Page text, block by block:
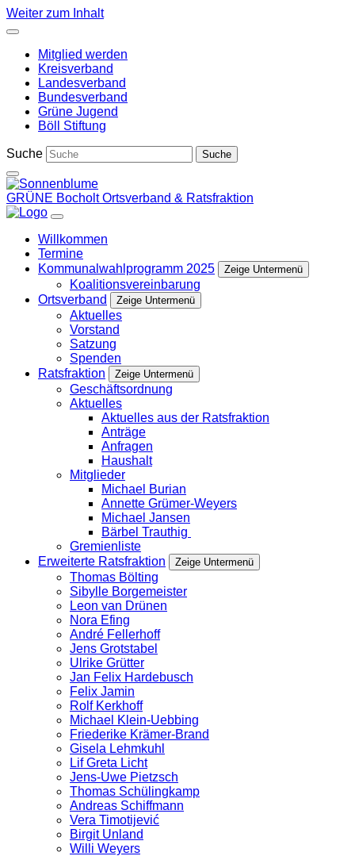
Weiter zum Inhalt
Mitglied werden
Kreisverband
Landesverband
Bundesverband
Grüne Jugend
Böll Stiftung
Suche
GRÜNE BocholtOrtsverband & Ratsfraktion
Willkommen
Termine
Kommunalwahlprogramm 2025
Zeige Untermenü
Koalitionsvereinbarung
Ortsverband
Zeige Untermenü
Aktuelles
Vorstand
Satzung
Spenden
Ratsfraktion
Zeige Untermenü
Geschäftsordnung
Aktuelles
Aktuelles aus der Ratsfraktion
Anträge
Anfragen
Haushalt
Mitglieder
Michael Burian
Annette Grümer-Weyers
Michael Jansen
Bärbel Trauthig
Gremienliste
Erweiterte Ratsfraktion
Zeige Untermenü
Thomas Bölting
Sibylle Borgemeister
Leon van Drünen
Nora Efing
André Fellerhoff
Jens Grotstabel
Ulrike Grütter
Jan Felix Hardebusch
Felix Jamin
Rolf Kerkhoff
Michael Klein-Uebbing
Friederike Krämer-Brand
Gisela Lehmkuhl
Lif Greta Licht
Jens-Uwe Pietzsch
Thomas Schülingkamp
Andreas Schiffmann
Vera Timotijević
Birgit Unland
Willi Weyers